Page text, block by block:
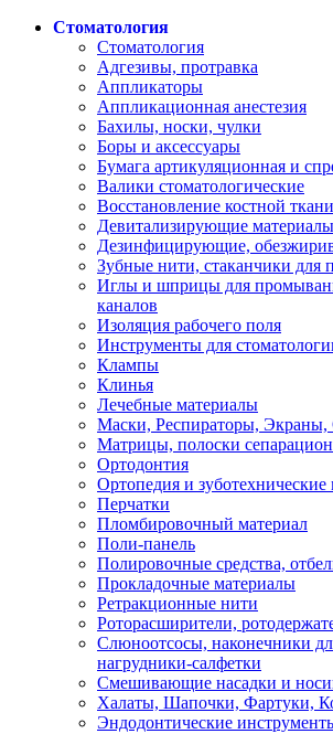
Стоматология
Стоматология
Адгезивы, протравка
Аппликаторы
Аппликационная анестезия
Бахилы, носки, чулки
Боры и аксессуары
Бумага артикуляционная и
Валики стоматологические
Восстановление костной ткани
Девитализирующие материалы
Дезинфицирующие,
Зубные нити, стаканчики для
Иглы и шприцы для
каналов
Изоляция рабочего поля
Инструменты для
Клампы
Клинья
Лечебные материалы
Маски, Респираторы, Экраны,
Матрицы, полоски
Ортодонтия
Ортопедия и зуботехнические
Перчатки
Пломбировочный материал
Поли-панель
Полировочные средства,
Прокладочные материалы
Ретракционные нити
Роторасширители,
Слюноотсосы, наконечники
нагрудники-салфетки
Смешивающие насадки и
Халаты, Шапочки, Фартуки,
Эндодонтические